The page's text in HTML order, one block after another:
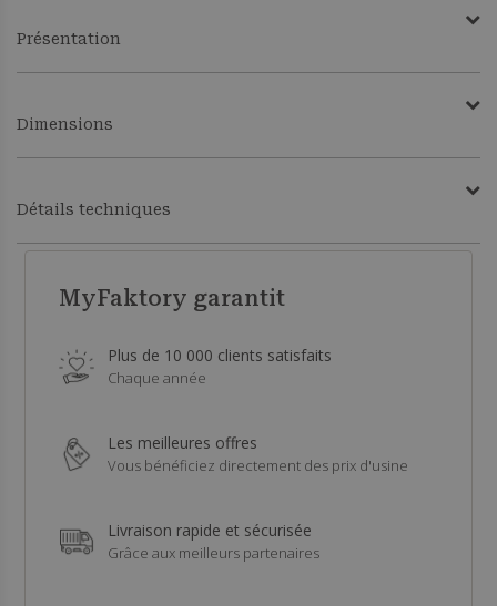
Présentation
Dimensions
Détails techniques
MyFaktory garantit
Plus de 10 000 clients satisfaits
Chaque année
Les meilleures offres
Vous bénéficiez directement des prix d'usine
Livraison rapide et sécurisée
Grâce aux meilleurs partenaires